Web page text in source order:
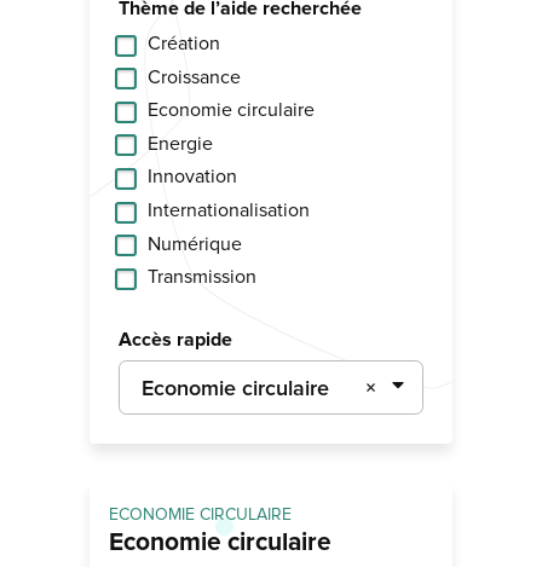
Thème de l’aide recherchée
Création
Croissance
Economie circulaire
Energie
Innovation
Internationalisation
Numérique
Transmission
Accès rapide
×
Economie circulaire
ECONOMIE CIRCULAIRE
Economie circulaire